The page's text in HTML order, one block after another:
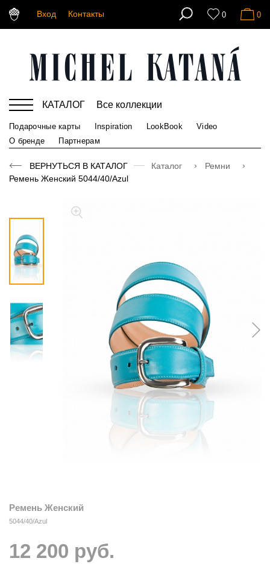
Вход Контакты 0 0
КАТАЛОГ Все коллекции
Подарочные карты Inspiration LookBook
Video
О бренде
Партнерам
ВЕРНУТЬСЯ В КАТАЛОГ Каталог
Ремни
Ремень Женский 5044/40/Azul
Ремень Женский
5044/40/Azul
12 200 руб.